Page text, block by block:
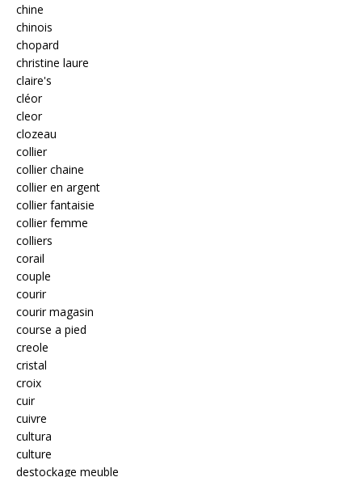
chine
chinois
chopard
christine laure
claire's
cléor
cleor
clozeau
collier
collier chaine
collier en argent
collier fantaisie
collier femme
colliers
corail
couple
courir
courir magasin
course a pied
creole
cristal
croix
cuir
cuivre
cultura
culture
destockage meuble